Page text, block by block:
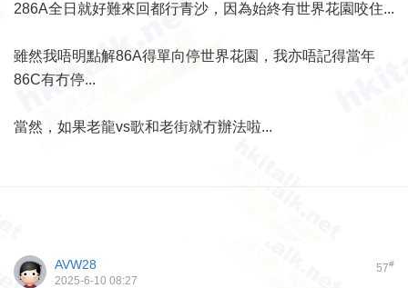
286A全日就好難來回都行青沙，因為始終有世界花園咬住...
雖然我唔明點解86A得單向停世界花園，我亦唔記得當年
86C有冇停...
當然，如果老龍vs歌和老街就冇辦法啦...
57#
AVW28
2025-6-10 08:27